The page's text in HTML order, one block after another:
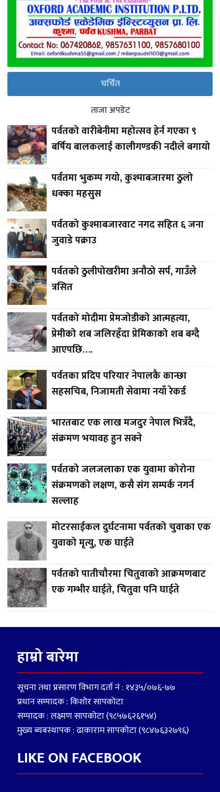
चर्चित
ताजा अपडेट
पर्वतको वारीबेनीमा महोत्सव हेर्न गएका ९
बर्षिय बालकलाई कालीगण्डकी नदीले बगायो
पर्वतमा भुकम्प गयो, कुश्माबजारमा ठुलो
धक्का महसुस
पर्वतको कुश्माबजारवाट नगद सहित ६ जना
जुवाडे पक्राउ
पर्वतको ठुलीपोखरीमा अनौठो सर्प, गाउँले
त्रसित
पर्वतको मोदीमा प्रेमजोडीको आत्महत्या,
प्रेमीको शब जलिरहँदा प्रेमिकाको शब बग्दै
आएपछि….
पर्वतका प्रदिप परियार नेपालकै कान्छा
सहसचिब, निजामती सेवामा नयाँ रेकर्ड
भारतबाट एक लाख मजदुर नेपाल भित्रँदै,
संक्रमण भयावह हुन सक्ने
पर्वतको जलजलाका एक युवामा कोरोना
संक्रमणको लक्षण, कसै संग सम्पर्क नगर्न
सल्लाह
मोटरसाईकल दुर्घटनामा पर्वतको चुवाका एक
युवाको मृत्यु, एक घाईते
पर्वतको पातीचौरमा चितुवाको आक्रमणबाट
एक गम्भीर घाईते, चितुवा पनि घाईते
हाम्रो बारेमा
सूचना तथा प्रसारण विभाग दर्ता नं : १४३५/०७६-७७
प्रधान सम्पादक : किशोर सापकोटा
सम्पादक : लक्ष्मण सापकोटा (९८५७६२६१५४)
मुख्य ब्यबस्थापक : ढाकाराम सापकोटा (९८४७६३२७९६)
LIKE ON FACEBOOK